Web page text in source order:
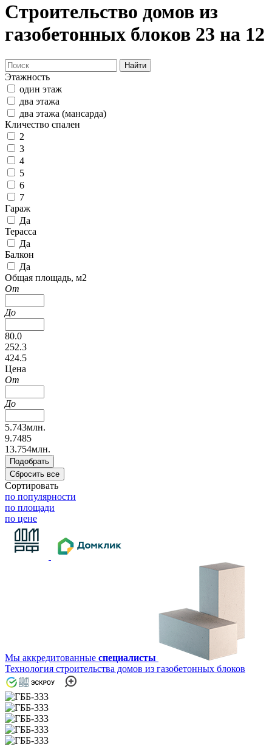
Строительство домов из
газобетонных блоков 23 на 12
Найти
Этажность
один этаж
два этажа
два этажа (мансарда)
Кличество спален
2
3
4
5
6
7
Гараж
Да
Терасса
Да
Балкон
Да
Общая площадь, м2
От
До
80.0
252.3
424.5
Цена
От
До
5.743млн.
9.7485
13.754млн.
Сортировать
по популярности
по площади
по цене
Мы аккредитованные специалисты
Технология строительства домов из газобетонных блоков